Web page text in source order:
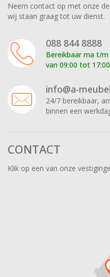
Neem contact op met onze
wij staan graag tot uw dienst.
088 844 8888
Bereikbaar ma t/m
van 09:00 tot 17:00
info@a-
24/7 bereikbaar,
binnen een
CONTACT
Klik op een van onze